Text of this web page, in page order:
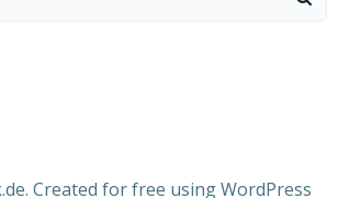
Created for free using WordPress